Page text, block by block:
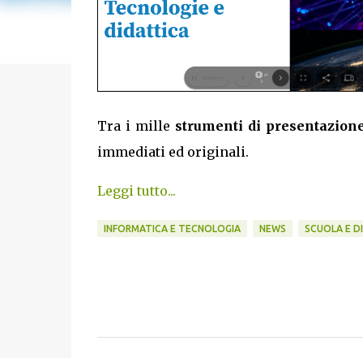
Tra i mille strumenti di
immediati ed originali.
Leggi tutto...
INFORMATICA E TECNOLOGIA NEWS SCUOLA E